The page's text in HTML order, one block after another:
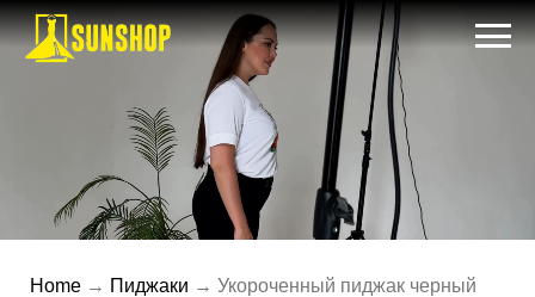
Home → Пиджаки → Укороченный пиджак черный